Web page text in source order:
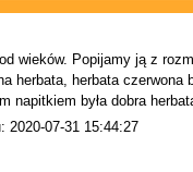
wieków. Popijamy ją z
herbata, herbata
napitkiem była dobra
2020-07-31 15:44:27